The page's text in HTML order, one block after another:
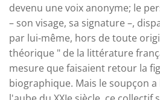
devenu une voix anonyme; le
– son visage, sa signature –,
par lui-même, hors de toute
théorique " de la littérature
mesure que faisaient retour la
biographique. Mais le soupçon a